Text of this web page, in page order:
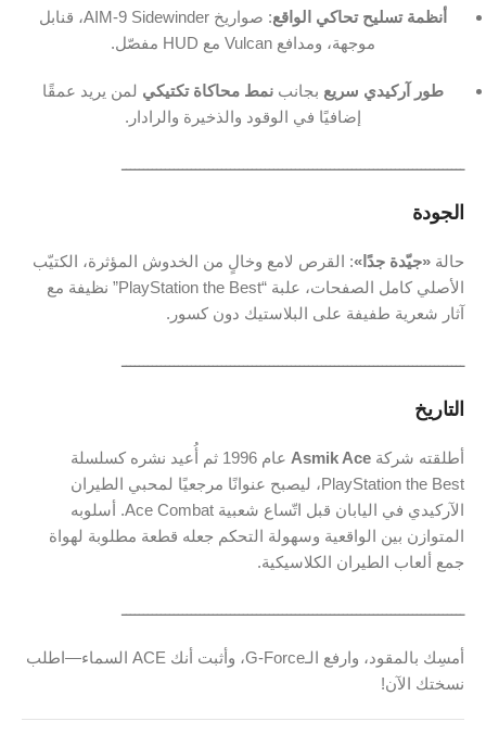
أنظمة تسليح تحاكي الواقع
: صواريخ AIM-9 Sidewinder، قنابل
موجهة، ومدافع Vulcan مع HUD مفصّل.
طور آركيدي سريع بجانب نمط محاكاة تكتيكي لمن يريد عمقًا
إضافيًا في الوقود والذخيرة والرادار.
ـــــــــــــــــــــــــــــــــــــــــــــــــــــــــــــــــــــــــــــــ
الجودة
حالة «جيّدة جدًا»: القرص لامع وخالٍ من الخدوش المؤثرة، الكتيّب
الأصلي كامل الصفحات، علبة “PlayStation the Best” نظيفة مع
آثار شعرية طفيفة على البلاستيك دون كسور.
ـــــــــــــــــــــــــــــــــــــــــــــــــــــــــــــــــــــــــــــــ
التاريخ
أطلقته شركة Asmik Ace
عام 1996 ثم أُعيد نشره كسلسلة
PlayStation the Best، ليصبح عنوانًا مرجعيًا لمحبي الطيران
الآركيدي في اليابان قبل اتّساع شعبية Ace Combat. أسلوبه
المتوازن بين الواقعية وسهولة التحكم جعله قطعة مطلوبة لهواة
جمع ألعاب الطيران الكلاسيكية.
ـــــــــــــــــــــــــــــــــــــــــــــــــــــــــــــــــــــــــــــــ
أمسِك بالمقود، وارفع الـG-Force، وأثبت أنك ACE السماء—اطلب
نسختك الآن!